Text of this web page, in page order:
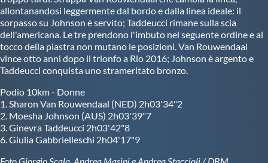
allontanandosi leggermente dal bordo e dalla linea ideale: il
sorpasso su Johnson è servito; Taddeucci rimane sulla scia
dell'americana. Le tre prendono l'imbuto nel seguente ordine e al
tocco della piastra non mutano le posizioni. Van Rouwendaal
vince otto anni dopo il trionfo a Rio 2016; Johnson è argento e
Taddeucci conquista uno strameritato bronzo.
Podio 10km - Donne
1. Sharon Van Rouwendaal (NED) 2h03'34"2
2. Moesha Johnson (AUS) 2h03'39"7
3. Ginevra Taddeucci 2h03'42"8
6. Giulia Gabbrielleschi 2h04'17"9